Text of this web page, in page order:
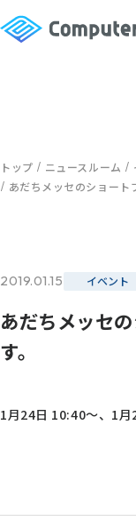
トップ ニュースルーム
あだちメッセのショート
2019.01.15 イベント
あだちメッセ
す。
1月24日 10:40～、1